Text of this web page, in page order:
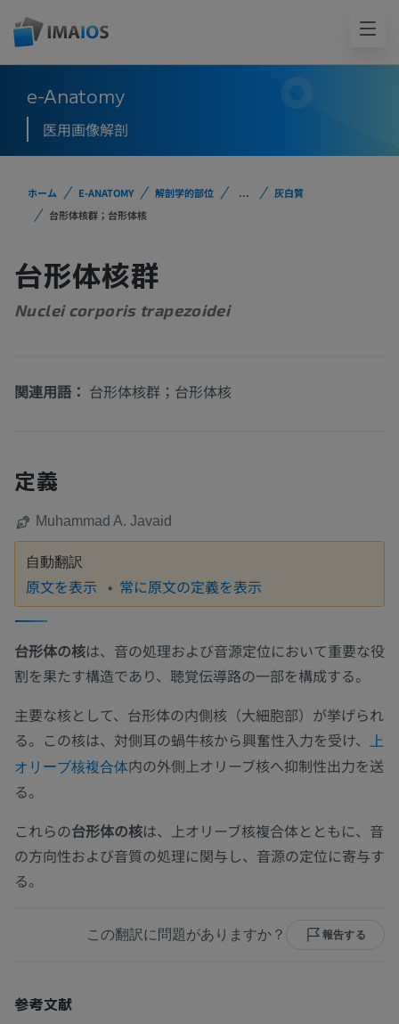
e-Anatomy
医用画像解剖
ホーム E-ANATOMY 解剖学的部位 ...
灰白質
台形体核群；台形体核
台形体核群
Nuclei corporis trapezoidei
関連用語： 台形体核群；台形体核
定義
Muhammad A. Javaid
自動翻訳
原文を表示 常に原文の定義を表示
台形体の核は、音の処理および音源定位において重要な役
割を果たす構造であり、聴覚伝導路の一部を構成する。
主要な核として、台形体の内側核（大細胞部）が挙げられ
る。この核は、対側耳の蝸牛核から興奮性入力を受け、 上
オリーブ核複合体内の外側上オリーブ核へ抑制性出力を送
る。
これらの台形体の核は、上オリーブ核複合体とともに、音
の方向性および音質の処理に関与し、音源の定位に寄与す
る。
この翻訳に問題がありますか？ 報告する
参考文献